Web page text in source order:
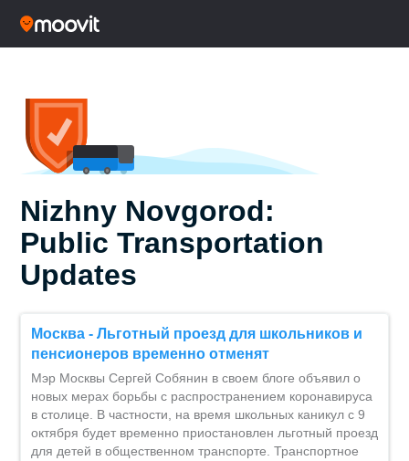
Nizhny Novgorod:
Public Transportation
Updates
Москва - Льготный проезд для школьников и
пенсионеров временно отменят
Мэр Москвы Сергей Собянин в своем блоге объявил о
новых мерах борьбы с распространением коронавируса
в столице. В частности, на время школьных каникул с 9
октября будет временно приостановлен льготный проезд
для детей в общественном транспорте. Транспортное